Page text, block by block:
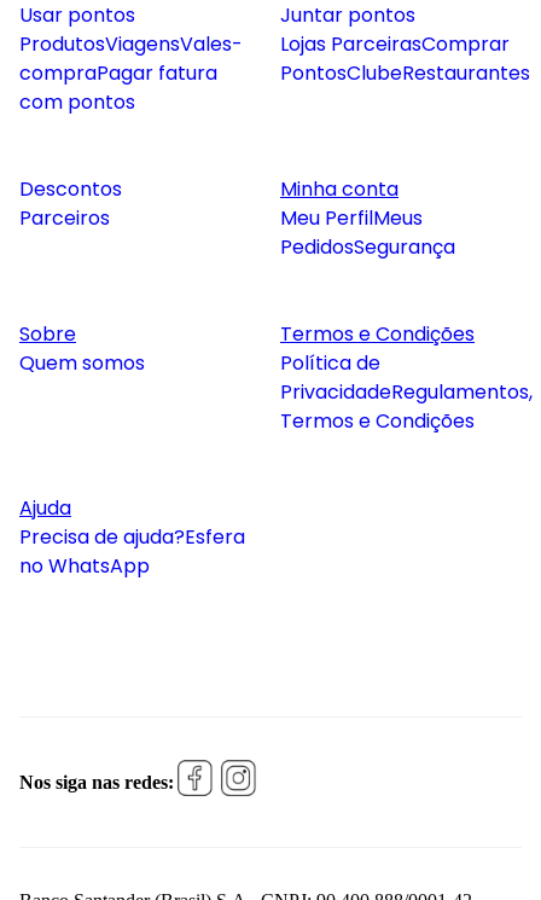
Usar pontos
ProdutosViagensVales-
compraPagar fatura
com pontos
Juntar pontos
Lojas ParceirasComprar
PontosClubeRestaurantes
Descontos
Parceiros
Minha conta
Meu PerfilMeus
PedidosSegurança
Sobre
Quem somos
Termos e Condições
Política de
PrivacidadeRegulamentos,
Termos e Condições
Ajuda
Precisa de ajuda?Esfera
no WhatsApp
Nos siga nas redes: